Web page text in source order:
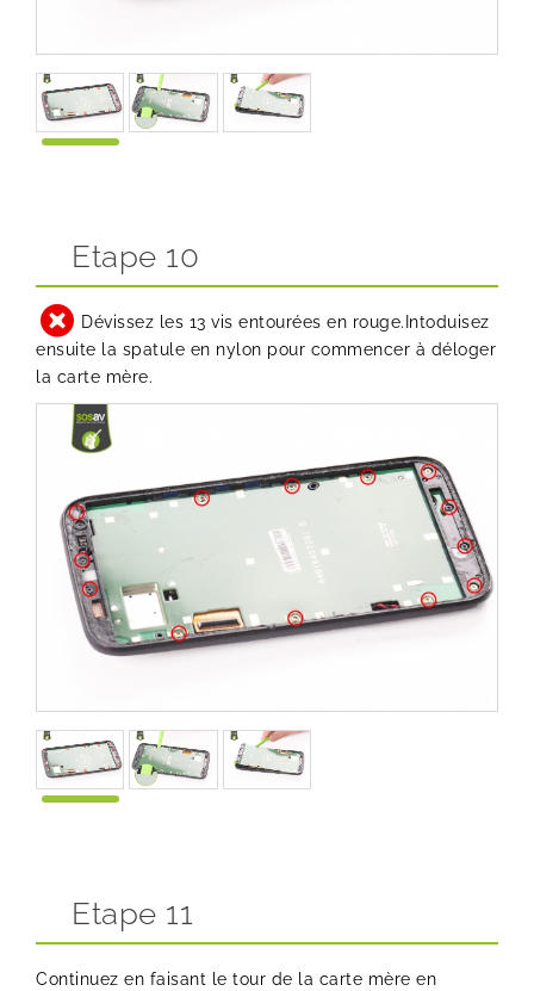
Etape 10
Dévissez les 13 vis entourées en rouge.Intoduisez
ensuite la spatule en nylon pour commencer à déloger
la carte mère.
Etape 11
Continuez en faisant le tour de la carte mère en